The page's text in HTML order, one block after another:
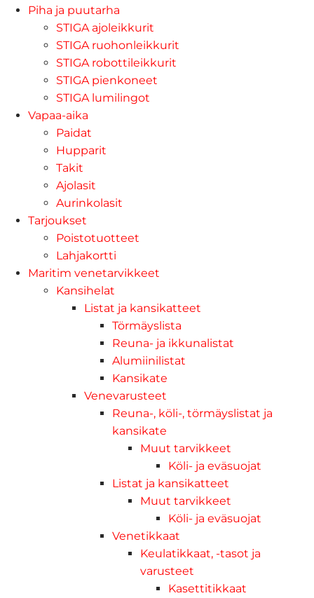
Piha ja puutarha
STIGA ajoleikkurit
STIGA ruohonleikkurit
STIGA robottileikkurit
STIGA pienkoneet
STIGA lumilingot
Vapaa-aika
Paidat
Hupparit
Takit
Ajolasit
Aurinkolasit
Tarjoukset
Poistotuotteet
Lahjakortti
Maritim venetarvikkeet
Kansihelat
Listat ja kansikatteet
Törmäyslista
Reuna- ja ikkunalistat
Alumiinilistat
Kansikate
Venevarusteet
Reuna-, köli-, törmäyslistat ja
kansikate
Muut tarvikkeet
Köli- ja eväsuojat
Listat ja kansikatteet
Muut tarvikkeet
Köli- ja eväsuojat
Venetikkaat
Keulatikkaat, -tasot ja
varusteet
Kasettitikkaat